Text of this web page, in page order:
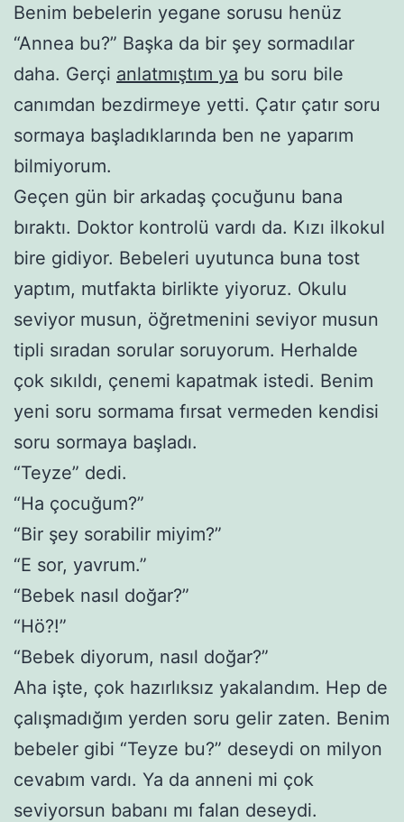
Benim bebelerin yegane sorusu henüz
“Annea bu?” Başka da bir şey sormadılar
daha. Gerçi anlatmıştım ya bu soru bile
canımdan bezdirmeye yetti. Çatır çatır soru
sormaya başladıklarında ben ne yaparım
bilmiyorum.
Geçen gün bir arkadaş çocuğunu bana
bıraktı. Doktor kontrolü vardı da. Kızı ilkokul
bire gidiyor. Bebeleri uyutunca buna tost
yaptım, mutfakta birlikte yiyoruz. Okulu
seviyor musun, öğretmenini seviyor musun
tipli sıradan sorular soruyorum. Herhalde
çok sıkıldı, çenemi kapatmak istedi. Benim
yeni soru sormama fırsat vermeden kendisi
soru sormaya başladı.
“Teyze” dedi.
“Ha çocuğum?”
“Bir şey sorabilir miyim?”
“E sor, yavrum.”
“Bebek nasıl doğar?”
“Hö?!”
“Bebek diyorum, nasıl doğar?”
Aha işte, çok hazırlıksız yakalandım. Hep de
çalışmadığım yerden soru gelir zaten. Benim
bebeler gibi “Teyze bu?” deseydi on milyon
cevabım vardı. Ya da anneni mi çok
seviyorsun babanı mı falan deseydi.